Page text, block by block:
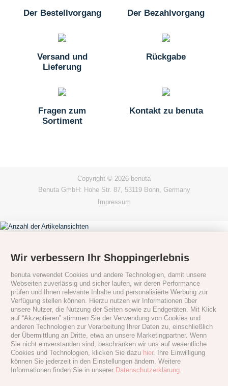
Der Bestellvorgang Der Bezahlvorgang
Versand und
Lieferung
Rückgabe
Fragen zum
Sortiment
Kontakt zu benuta
Copyright © 2026 benuta
Benuta GmbH: Hohe Str. 87, 53119 Bonn, Germany
Impressum
Wir verbessern Ihr Shoppingerlebnis
benuta verwendet Cookies und andere Technologien, damit unsere
Webseiten zuverlässig und sicher laufen, wir deren Performance
prüfen und Ihnen relevante Inhalte und personalisierte Werbung zur
Verfügung stellen können. Hierzu nutzen wir Informationen über
unsere Nutzer, die Nutzung der Seiten sowie zu Endgeräten. Mit Klick
auf “Akzeptieren” stimmen Sie der Verwendung von Cookies und
anderen Technologien zur Verarbeitung Ihrer Daten zu, einschließlich
der Übermittlung an Dritte, etwa an unsere Marketingpartner. Wenn
Sie nicht einverstanden sind, beschränken wir uns auf wesentliche
Cookies und Technologien, klicken Sie dazu hier. Ihre Einwilligung
können Sie jederzeit in den Einstellungen ändern. Weitere
Informationen finden Sie in unserer Datenschutzerklärung.